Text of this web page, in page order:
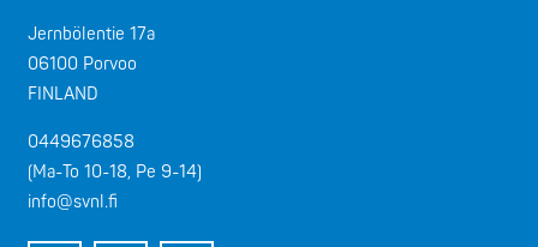
Jernbölentie 17a
06100 Porvoo
FINLAND
0449676858
(Ma-To 10-18, Pe 9-14)
info@svnl.fi